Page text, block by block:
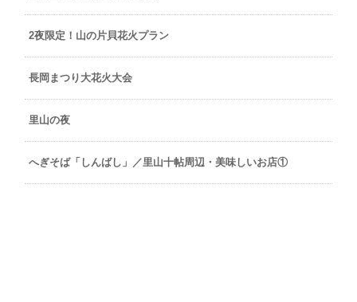
2夜限定！山の片貝花火プラン
長岡まつり大花火大会
里山の夜
へぎそば「しんばし」／里山十帖周辺・美味しいお店①